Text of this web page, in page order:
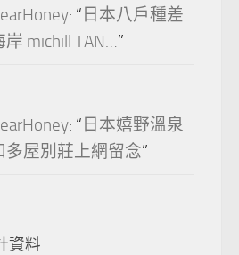
: “ 日本八戶種差
岸 michill TAN…”
: “ 日本嬉野溫泉
多屋別莊上網留念”
資料